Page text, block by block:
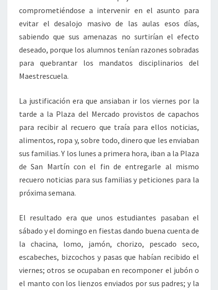
comprometiéndose a intervenir en el asunto para
evitar el desalojo masivo de las aulas esos días,
sabiendo que sus amenazas no surtirían el efecto
deseado, porque los alumnos tenían razones sobradas
para quebrantar los mandatos disciplinarios del
Maestrescuela.
La justificación era que ansiaban ir los viernes por la
tarde a la Plaza del Mercado provistos de capachos
para recibir al recuero que traía para ellos noticias,
alimentos, ropa y, sobre todo, dinero que les enviaban
sus familias. Y los lunes a primera hora, iban a la Plaza
de San Martín con el fin de entregarle al mismo
recuero noticias para sus familias y peticiones para la
próxima semana.
El resultado era que unos estudiantes pasaban el
sábado y el domingo en fiestas dando buena cuenta de
la chacina, lomo, jamón, chorizo, pescado seco,
escabeches, bizcochos y pasas que habían recibido el
viernes; otros se ocupaban en recomponer el jubón o
el manto con los lienzos enviados por sus padres; y la